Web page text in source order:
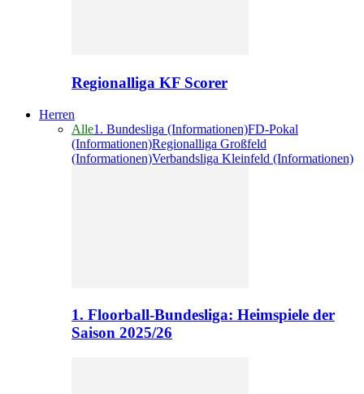
Regionalliga KF Scorer
Herren
Alle1. Bundesliga (Informationen)FD-Pokal
(Informationen)Regionalliga Großfeld
(Informationen)Verbandsliga Kleinfeld (Informationen)
1. Floorball-Bundesliga: Heimspiele der
Saison 2025/26